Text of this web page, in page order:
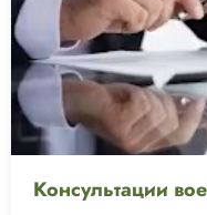
Консультации